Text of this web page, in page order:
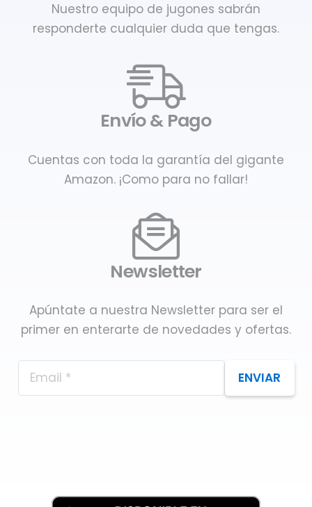
Nuestro equipo de jugones sabrán
responderte cualquier duda que tengas.
Envío & Pago
Cuentas con toda la garantía del gigante
Amazon. ¡Como para no fallar!
Newsletter
Apúntate a nuestra Newsletter para ser el
primer en enterarte de novedades y ofertas.
ENVIAR